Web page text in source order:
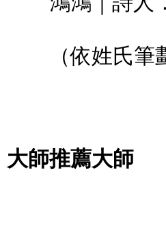
（依姓氏筆
大師推薦大師